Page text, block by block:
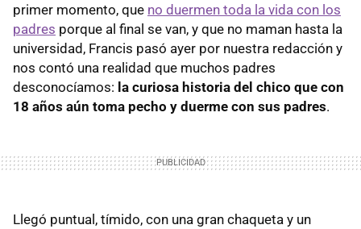
primer momento, que no duermen toda la vida con los
padres porque al final se van, y que no maman hasta la
universidad, Francis pasó ayer por nuestra redacción y
nos contó una realidad que muchos padres
desconocíamos: la curiosa historia del chico que con
18 años aún toma pecho y duerme con sus padres.
Llegó puntual, tímido, con una gran chaqueta y un